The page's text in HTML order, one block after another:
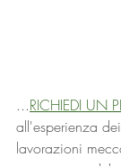
...RICHIEDI UN
all'esperienza
lavorazioni